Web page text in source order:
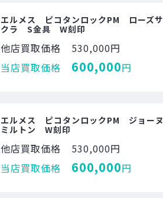
エルメス ピコタンロックPM ローズサ
クラ S金具 W刻印
他店買取価格
530,000円
当店買取価格
600,000円
エルメス ピコタンロックPM ジョーヌ
ミルトン W刻印
他店買取価格
530,000円
当店買取価格
600,000円